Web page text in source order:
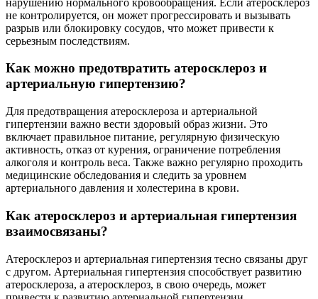
не контролируется, он может прогрессировать и вызывать
разрыв или блокировку сосудов, что может привести к
серьезным последствиям.
Как можно предотвратить атеросклероз и
артериальную гипертензию?
Для предотвращения атеросклероза и артериальной
гипертензии важно вести здоровый образ жизни. Это
включает правильное питание, регулярную физическую
активность, отказ от курения, ограничение потребления
алкоголя и контроль веса. Также важно регулярно проходить
медицинские обследования и следить за уровнем
артериального давления и холестерина в крови.
Как атеросклероз и артериальная гипертензия
взаимосвязаны?
Атеросклероз и артериальная гипертензия тесно связаны друг
с другом. Артериальная гипертензия способствует развитию
атеросклероза, а атеросклероз, в свою очередь, может